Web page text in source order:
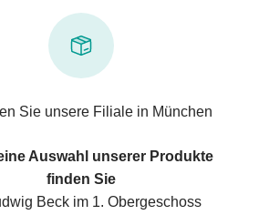
Sie unsere Filiale in München
Auswahl unserer Produkte
finden Sie
Beck im 1. Obergeschoss